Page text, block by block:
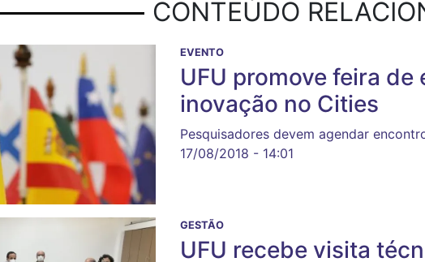
CONTEÚDO
EVENTO
UFU promove feira
inovação no Cities
Pesquisadores devem agendar
17/08/2018 - 14:01
GESTÃO
UFU recebe visita